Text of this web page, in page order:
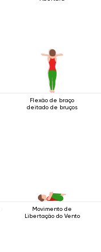
Flexão de braço
deitado de bruços
Movimento de
Libertação do Vento